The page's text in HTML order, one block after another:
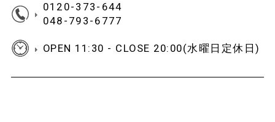
0120-373-644
048-793-6777
OPEN 11:30 - CLOSE 20:00(水曜日定休日)